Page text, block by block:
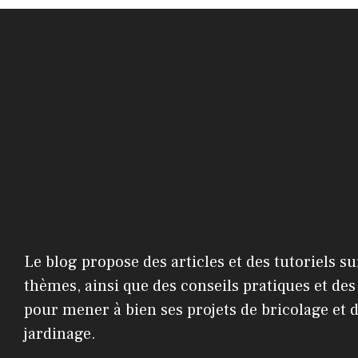
Le blog propose des articles et des tutoriels
thèmes, ainsi que des conseils pratiques et
pour mener à bien ses projets de bricolage et
jardinage.